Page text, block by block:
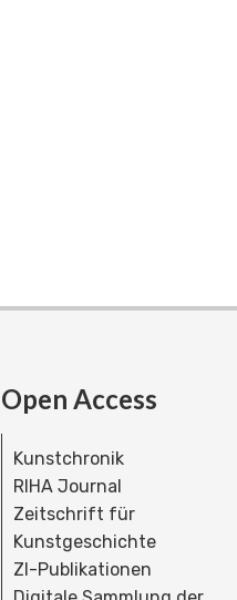
Open Access
Kunstchronik
RIHA Journal
Zeitschrift für
Kunstgeschichte
ZI-Publikationen